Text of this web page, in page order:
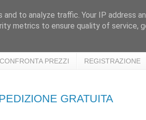
CONFRONTA PREZZI REGISTRAZIONE
GRATUITA
to analyze traffic. Your IP address
metrics to ensure quality of service,